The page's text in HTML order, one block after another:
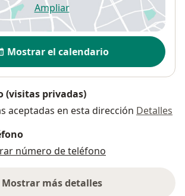
Ampliarse abre en una nueva
Mostrar el calendario
(visitas privadas)
aceptadas en esta dirección Detalles
número de teléfono
Mostrar más detalles
sobre la dirección